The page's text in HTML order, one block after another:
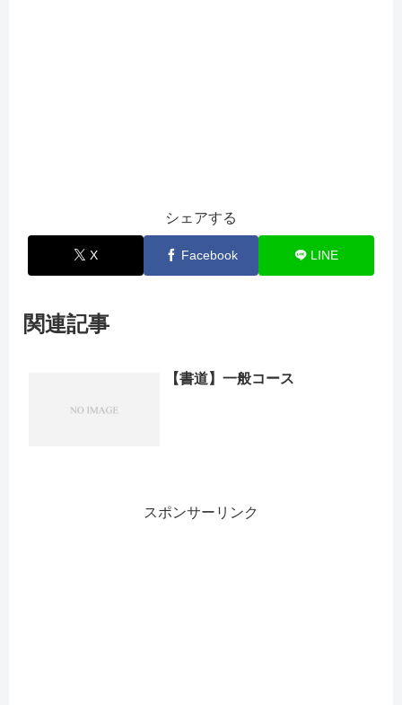
シェアする
X Facebook LINE
関連記事
【書道】一般コース
スポンサーリンク